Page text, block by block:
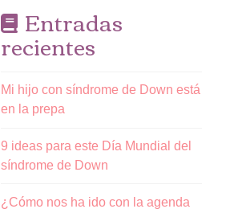
Entradas
recientes
Mi hijo con síndrome de Down está
en la prepa
9 ideas para este Día Mundial del
síndrome de Down
¿Cómo nos ha ido con la agenda